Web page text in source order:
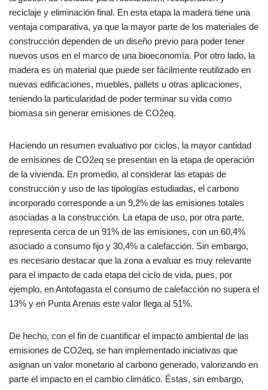
reciclaje y eliminación final. En esta etapa la madera tiene una
ventaja comparativa, ya que la mayor parte de los materiales de
construcción dependen de un diseño previo para poder tener
nuevos usos en el marco de una bioeconomía. Por otro lado, la
madera es un material que puede ser fácilmente reutilizado en
nuevas edificaciones, muebles, pallets u otras aplicaciones,
teniendo la particularidad de poder terminar su vida como
biomasa sin generar emisiones de CO2eq.
Haciendo un resumen evaluativo por ciclos, la mayor cantidad
de emisiones de CO2eq se presentan en la etapa de operación
de la vivienda. En promedio, al considerar las etapas de
construcción y uso de las tipologías estudiadas, el carbono
incorporado corresponde a un 9,2% de las emisiones totales
asociadas a la construcción. La etapa de uso, por otra parte,
representa cerca de un 91% de las emisiones, con un 60,4%
asociado a consumo fijo y 30,4% a calefacción. Sin embargo,
es necesario destacar que la zona a evaluar es muy relevante
para el impacto de cada etapa del ciclo de vida, pues, por
ejemplo, en Antofagasta el consumo de calefacción no supera el
13% y en Punta Arenas este valor llega al 51%.
De hecho, con el fin de cuantificar el impacto ambiental de las
emisiones de CO2eq, se han implementado iniciativas que
asignan un valor monetario al carbono generado, valorizando en
parte el impacto en el cambio climático. Éstas, sin embargo,